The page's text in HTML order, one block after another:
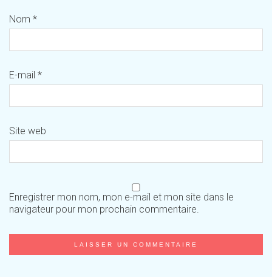
Nom *
E-mail *
Site web
Enregistrer mon nom, mon e-mail et mon site dans le
navigateur pour mon prochain commentaire.